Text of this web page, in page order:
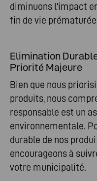
diminuons l'impact
fin de vie
Elimination
Priorité Majeure
Bien que nous
produits, nous
responsable est un
environnementale.
durable de nos
encourageons à
votre municipalité.